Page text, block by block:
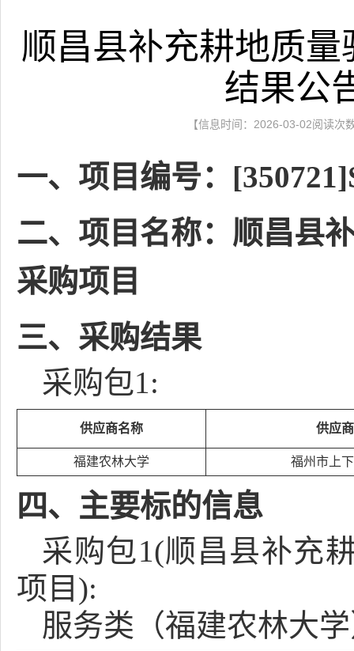
顺昌县补充耕地质
结果公
【信息时间：2026-03-02阅读次
一、项目编号：
二、项目名称：顺昌县
采购项目
三、采购结果
采购包1:
供应商名称 供应
福建农林大学 福州市上
四、主要标的信息
采购包1(顺昌县补充
项目):
服务类（福建农林大